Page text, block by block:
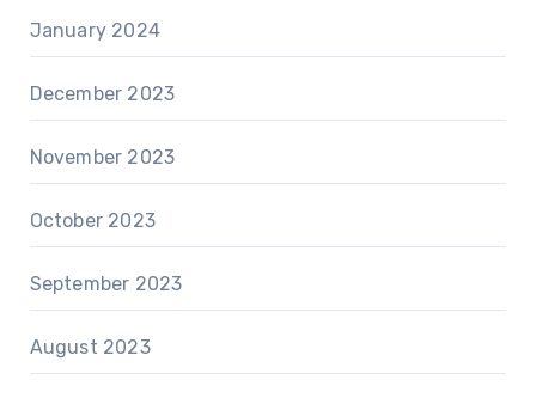
January 2024
December 2023
November 2023
October 2023
September 2023
August 2023